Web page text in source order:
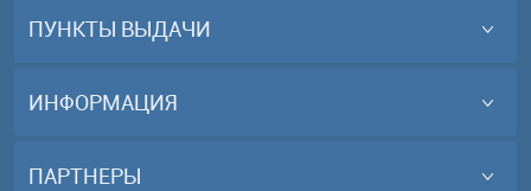
ПУНКТЫ ВЫДАЧИ
ИНФОРМАЦИЯ
ПАРТНЕРЫ